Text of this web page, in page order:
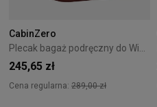
CabinZero
245,65 zł
Cena regularna: 289,00 zł